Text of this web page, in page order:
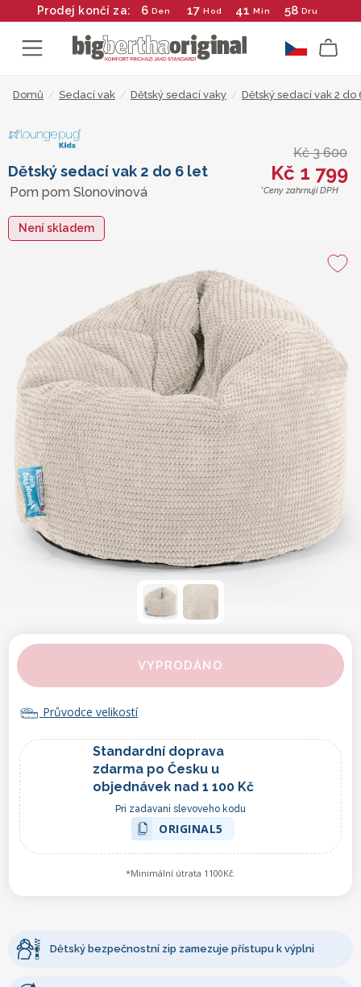
Prodej končí za: 6 Den 17 Hod 41 Min 58 Dru
Domů / Sedací vak / Dětský sedací vaky / Dětský sedací vak 2 do
Dětský sedací vak 2 do 6 let
Pom pom Slonovinová
Kč 3 600
Kč 1 799
*Ceny zahrnují DPH
Není skladem
VYPRODÁNO
Průvodce velikostí
Standardní doprava
zdarma po Česku u
objednávek nad 1 100 Kč
Pri zadavani slevoveho kodu
ORIGINAL5
*Minimální útrata 1100Kč.
Dětský bezpečnostní zip zamezuje přístupu k výplni